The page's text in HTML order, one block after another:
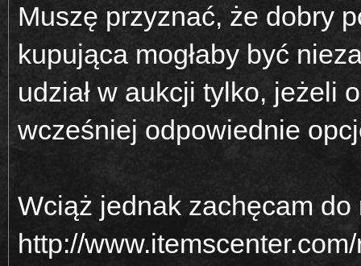
Muszę przyznać, że dobry
kupująca mogłaby być
udział w aukcji tylko, jeżeli
wcześniej odpowiednie
Wciąż jednak zachęcam
http://